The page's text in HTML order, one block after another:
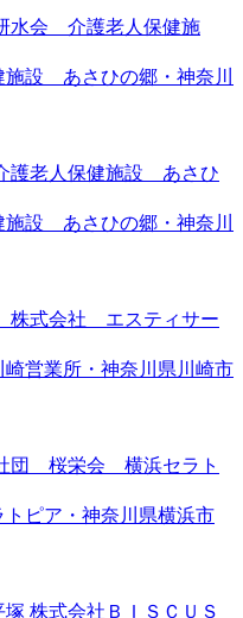
水会 介護老人保健施
設 あさひの郷・神奈川
老人保健施設 あさひ
設 あさひの郷・神奈川
株式会社 エスティサー
営業所・神奈川県川崎市
団 桜栄会 横浜セラト
ピア・神奈川県横浜市
株式会社ＢＩＳＣＵＳ